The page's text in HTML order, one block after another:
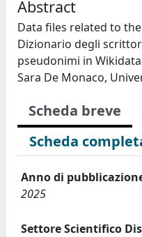
Abstract
Data files related to
Dizionario degli
pseudonimi in
Sara De Monaco,
Scheda breve
Scheda
Anno di
2025
Settore Scientifico